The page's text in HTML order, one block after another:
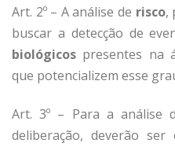
Art. 2º – A análise de risco,
buscar a detecção de
biológicos presentes na
que potencializem esse
Art. 3º – Para a análise
deliberação, deverão ser